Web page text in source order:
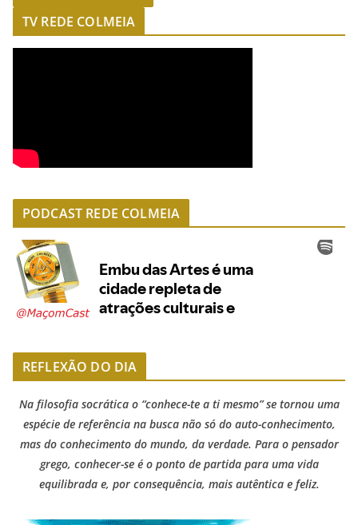
TV REDE COLMEIA
PODCAST REDE COLMEIA
REFLEXÃO DO DIA
Na filosofia socrática o “conhece-te a ti mesmo” se tornou uma
espécie de referência na busca não só do auto-conhecimento,
mas do conhecimento do mundo, da verdade. Para o pensador
grego, conhecer-se é o ponto de partida para uma vida
equilibrada e, por consequência, mais autêntica e feliz.